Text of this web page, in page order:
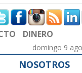
de
DINERO
domingo 9
NOSOTROS